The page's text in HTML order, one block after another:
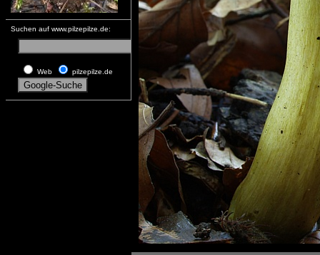
Suchen auf www.pilzepilze.de:
Web pilzepilze.de